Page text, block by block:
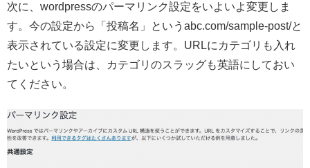
次に、wordpressのパーマリンク設定をいよいよ変更しま
す。今の設定から「投稿名」というabc.com/sample-post/と
表示されている設定に変更します。URLにカテゴリも入れ
たいという場合は、カテゴリのスラッグも英語にしておい
てください。